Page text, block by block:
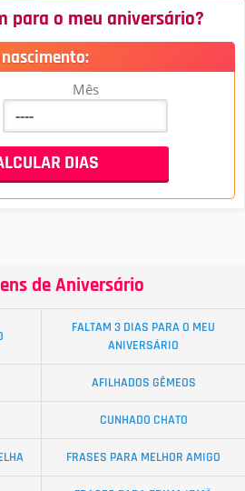
para o meu aniversário?
Mês
de Aniversário
FALTAM 3 DIAS PARA O MEU
ANIVERSÁRIO
AFILHADOS GÊMEOS
CUNHADO CHATO
FRASES PARA MELHOR AMIGO